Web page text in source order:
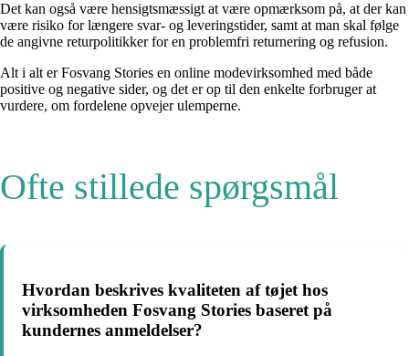
Det kan også være hensigtsmæssigt at være opmærksom på, at der kan
være risiko for længere svar- og leveringstider, samt at man skal følge
de angivne returpolitikker for en problemfri returnering og refusion.
Alt i alt er Fosvang Stories en online modevirksomhed med både
positive og negative sider, og det er op til den enkelte forbruger at
vurdere, om fordelene opvejer ulemperne.
Ofte stillede spørgsmål
Hvordan beskrives kvaliteten af tøjet hos
virksomheden Fosvang Stories baseret på
kundernes anmeldelser?